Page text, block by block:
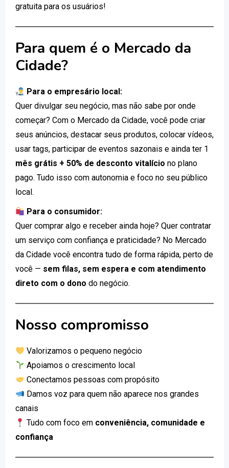
gratuita para os usuários!
Para quem é o Mercado da
Cidade?
Para o empresário local:
Quer divulgar seu negócio, mas não sabe por onde
começar? Com o Mercado da Cidade, você pode criar
seus anúncios, destacar seus produtos, colocar vídeos,
usar tags, participar de eventos sazonais e ainda ter 1
mês grátis + 50% de desconto vitalício no plano
pago. Tudo isso com autonomia e foco no seu público
local.
Para o consumidor:
Quer comprar algo e receber ainda hoje? Quer contratar
um serviço com confiança e praticidade? No Mercado
da Cidade você encontra tudo de forma rápida, perto de
você — sem filas, sem espera e com atendimento
direto com o dono do negócio.
Nosso compromisso
Valorizamos o pequeno negócio
Apoiamos o crescimento local
Conectamos pessoas com propósito
Damos voz para quem não aparece nos grandes
canais
Tudo com foco em conveniência, comunidade e
confiança